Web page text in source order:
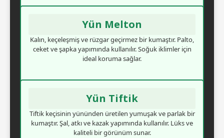
Yün Melton
Kalın, keçeleşmiş ve rüzgar geçirmez bir kumaştır. Palto,
ceket ve şapka yapımında kullanılır. Soğuk iklimler için
ideal koruma sağlar.
Yün Tiftik
Tiftik keçisinin yününden üretilen yumuşak ve parlak bir
kumaştır. Şal, atkı ve kazak yapımında kullanılır. Lüks ve
kaliteli bir görünüm sunar.